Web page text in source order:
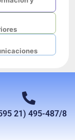
21) 495-487/8